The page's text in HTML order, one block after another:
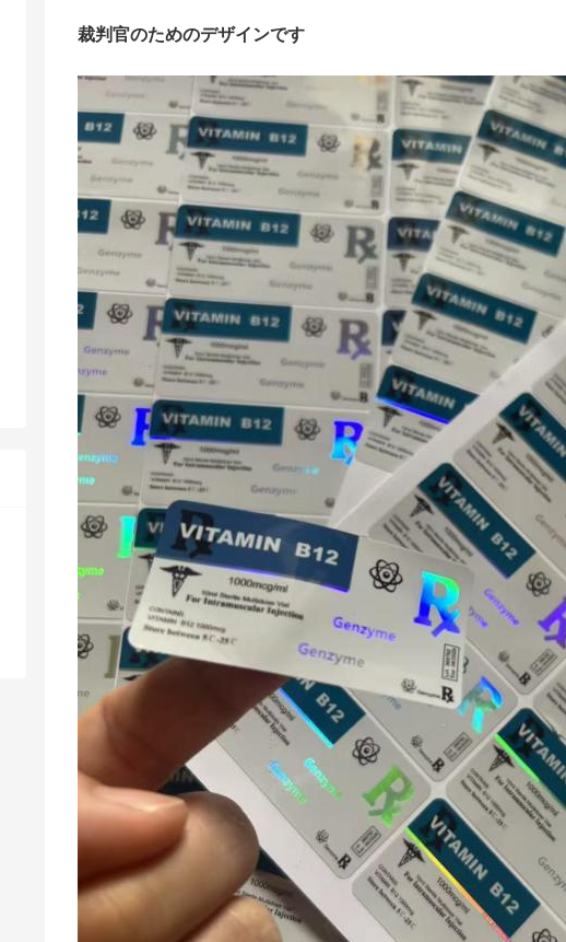
裁判官のためのデザインです